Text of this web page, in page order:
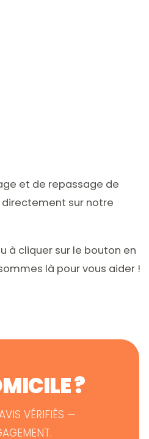
et de repassage de
sur notre
à cliquer sur le bouton en
là pour vous aider !
?
VÉRIFIÉS —